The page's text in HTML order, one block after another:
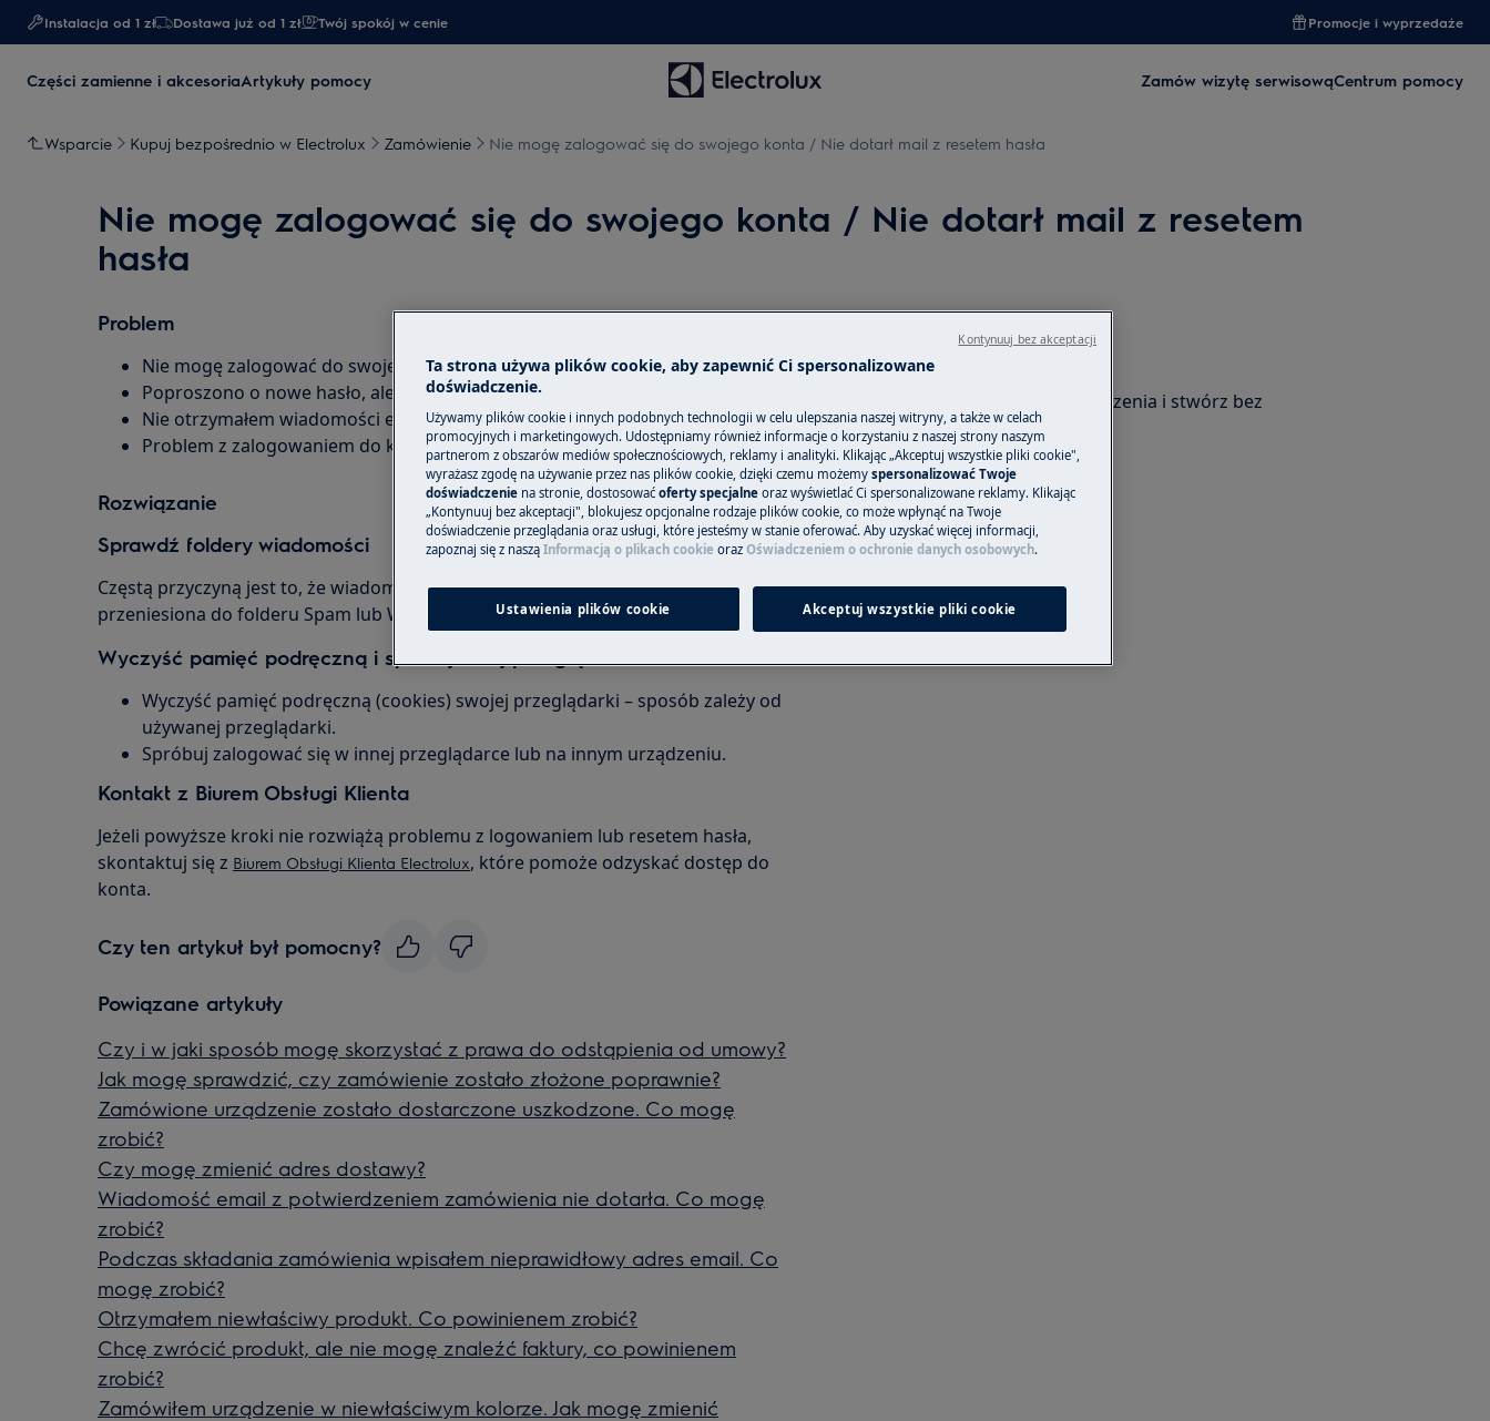
Instalacja od 1 zł Dostawa już od 1 zł​ Twój spokój w cenie Promocje i wyprzedaże
Części zamienne i akcesoriaArtykuły pomocy Zamów wizytę serwisowąCentrum pomocy
Wsparcie Kupuj bezpośrednio w Electrolux Zamówienie Nie mogę zalogować się do swojego konta / Nie dotarł mail z resetem hasła
Nie mogę zalogować się do swojego konta / Nie dotarł mail z resetem
hasła
Problem
Nie mogę zalogować do swojego konta
Poproszono o nowe hasło, ale nie otrzymano linku do resetu hasła.
Nie otrzymałem wiadomości e-mail dotyczącej resetowania hasła.
Problem z zalogowaniem do konta.
Rozwiązanie
Sprawdź foldery wiadomości
Częstą przyczyną jest to, że wiadomość z linkiem do resetu hasła została
przeniesiona do folderu Spam lub Wiadomości-śmieci w Twojej skrzynce mailowej.
Wyczyść pamięć podręczną i spróbuj innej przeglądarki
Wyczyść pamięć podręczną (cookies) swojej przeglądarki – sposób zależy od
używanej przeglądarki.
Spróbuj zalogować się w innej przeglądarce lub na innym urządzeniu.
Kontakt z Biurem Obsługi Klienta
Jeżeli powyższe kroki nie rozwiążą problemu z logowaniem lub resetem hasła,
skontaktuj się z Biurem Obsługi Klienta Electrolux, które pomoże odzyskać dostęp do
konta.
Czy ten artykuł był pomocny?
Powiązane artykuły
Czy i w jaki sposób mogę skorzystać z prawa do odstąpienia od umowy?
Jak mogę sprawdzić, czy zamówienie zostało złożone poprawnie?
Zamówione urządzenie zostało dostarczone uszkodzone. Co mogę
zrobić?
Czy mogę zmienić adres dostawy?
Wiadomość email z potwierdzeniem zamówienia nie dotarła. Co mogę
zrobić?
Podczas składania zamówienia wpisałem nieprawidłowy adres email. Co
mogę zrobić?
Otrzymałem niewłaściwy produkt. Co powinienem zrobić?
Chcę zwrócić produkt, ale nie mogę znaleźć faktury, co powinienem
zrobić?
Zamówiłem urządzenie w niewłaściwym kolorze. Jak mogę zmienić
Łączność
Poznaj nasze nowoczesne urządzenia i stwórz bez
wysiłku swój inteligentny dom.
Czytaj więcej
Ta strona używa plików cookie, aby zapewnić Ci spersonalizowane
doświadczenie.
Używamy plików cookie i innych podobnych technologii w celu ulepszania naszej witryny, a także w celach
promocyjnych i marketingowych. Udostępniamy również informacje o korzystaniu z naszej strony naszym
partnerom z obszarów mediów społecznościowych, reklamy i analityki. Klikając „Akceptuj wszystkie pliki cookie",
wyrażasz zgodę na używanie przez nas plików cookie, dzięki czemu możemy spersonalizować Twoje
doświadczenie na stronie, dostosować oferty specjalne oraz wyświetlać Ci spersonalizowane reklamy. Klikając
„Kontynuuj bez akceptacji", blokujesz opcjonalne rodzaje plików cookie, co może wpłynąć na Twoje
doświadczenie przeglądania oraz usługi, które jesteśmy w stanie oferować. Aby uzyskać więcej informacji,
zapoznaj się z naszą Informacją o plikach cookie oraz Oświadczeniem o ochronie danych osobowych.
Ustawienia plików cookie Akceptuj wszystkie pliki cookie
Kontynuuj bez akceptacji